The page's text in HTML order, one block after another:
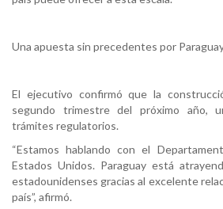
Una apuesta sin precedentes por
El ejecutivo confirmó que la
segundo trimestre del próximo año,
trámites regulatorios.
“Estamos hablando con el
Estados Unidos. Paraguay está
estadounidenses gracias al excelente
país”, afirmó.